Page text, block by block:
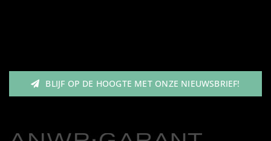
RetournerenBLIJF OP DE HOOGTE MET ONZE NIEUWSBRIEF!